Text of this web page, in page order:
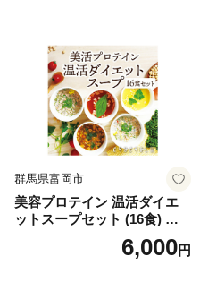
ロン [AIEN005]
群馬県富岡市
美容プロテイン 温活ダイエ
ットスープセット (16食) 小
分け スープ 食べ比べ セット
詰合せ クラムチャウダー チ
6,000円